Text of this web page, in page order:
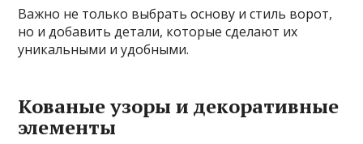
Важно не только выбрать основу и стиль ворот,
но и добавить детали, которые сделают их
уникальными и удобными.
Кованые узоры и декоративные
элементы